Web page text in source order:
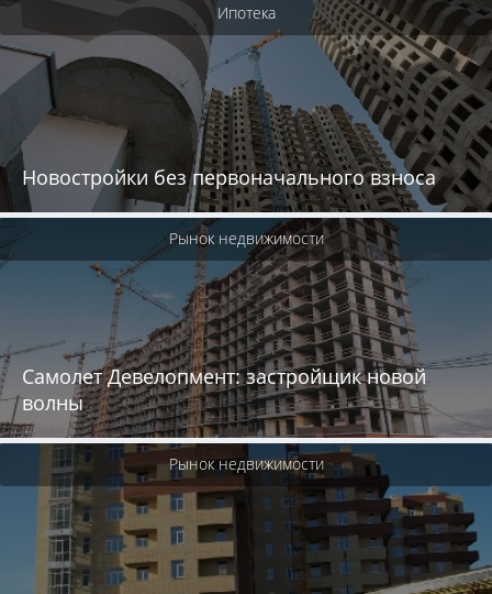
Ипотека
Новостройки без первоначального взноса
Рынок недвижимости
Самолет Девелопмент: застройщик новой
волны
Рынок недвижимости